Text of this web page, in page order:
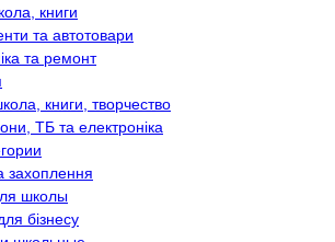
книги
та автотовари
та ремонт
книги, творчество
ТБ та електроніка
захоплення
школы
бізнесу